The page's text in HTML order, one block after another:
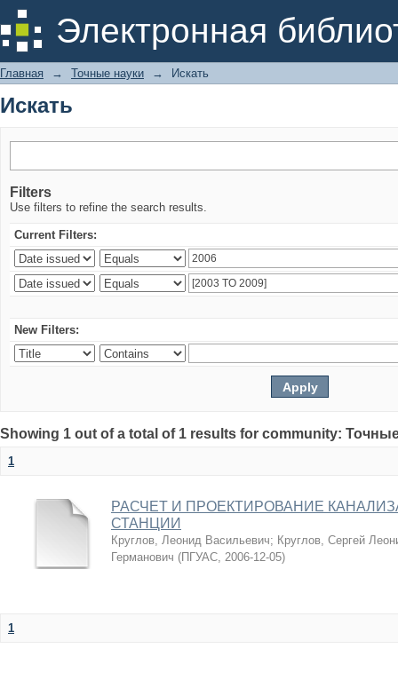
Электронная
Искать
Главная → Точные науки → Искать
Искать
Filters
Use filters to refine the search results.
Current Filters:
New Filters:
Showing 1 out of a total of 1 results for community:
1
РАСЧЕТ И ПРОЕКТИРОВАНИЕ
СТАНЦИИ
Круглов, Леонид Васильевич; Круглов, Сергей
Германович (ПГУАС, 2006-12-05)
1